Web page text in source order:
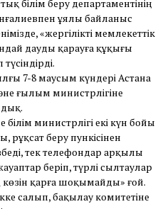
білім беру департаментінің
ұялы байланыс
«жергілікті мемлекеттік
дауды қарауға құқығы
7-8 маусым күндері Астана
ғылым министрлігіне
министрлігі екі күн бойы
рұқсат беру пункісінен
тек телефондар арқылы
беріп, түрлі сылтаулар
қарға шоқымайды» ғой.
салып, бақылау комитетіне